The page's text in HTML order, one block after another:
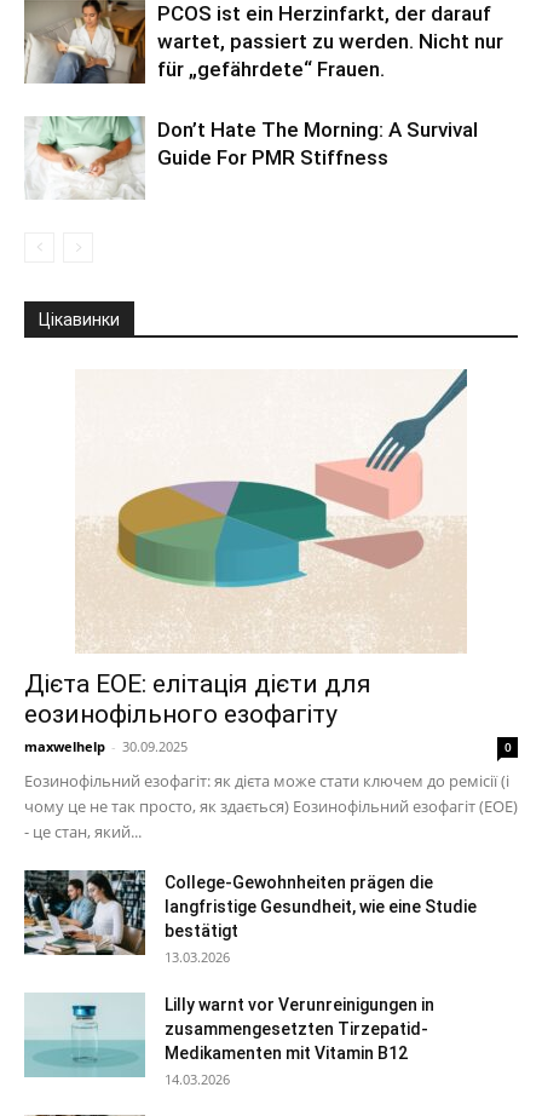
PCOS ist ein Herzinfarkt, der darauf
wartet, passiert zu werden. Nicht nur
für „gefährdete“ Frauen.
Don’t Hate The Morning: A Survival
Guide For PMR Stiffness
Цікавинки
Дієта EOE: елітація дієти для
еозинофільного езофагіту
maxwelhelp - 30.09.2025 0
Еозинофільний езофагіт: як дієта може стати ключем до ремісії (і
чому це не так просто, як здається) Еозинофільний езофагіт (EOE)
- це стан, який...
College-Gewohnheiten prägen die
langfristige Gesundheit, wie eine Studie
bestätigt
13.03.2026
Lilly warnt vor Verunreinigungen in
zusammengesetzten Tirzepatid-
Medikamenten mit Vitamin B12
14.03.2026